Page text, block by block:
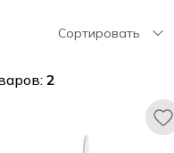
Сортировать
2